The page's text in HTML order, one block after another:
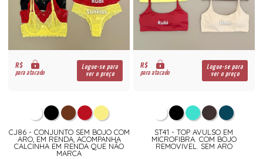
R$
para atacado
Logue-se para
ver o preço
CJ86 - CONJUNTO SEM BOJO COM
ARO, EM RENDA, ACOMPANHA
CALCINHA EM RENDA QUE NÃO
MARCA
R$
para atacado
Logue-se para
ver o preço
ST41 - TOP AVULSO EM
MICROFIBRA. COM BOJO
REMOVIVEL. SEM ARO